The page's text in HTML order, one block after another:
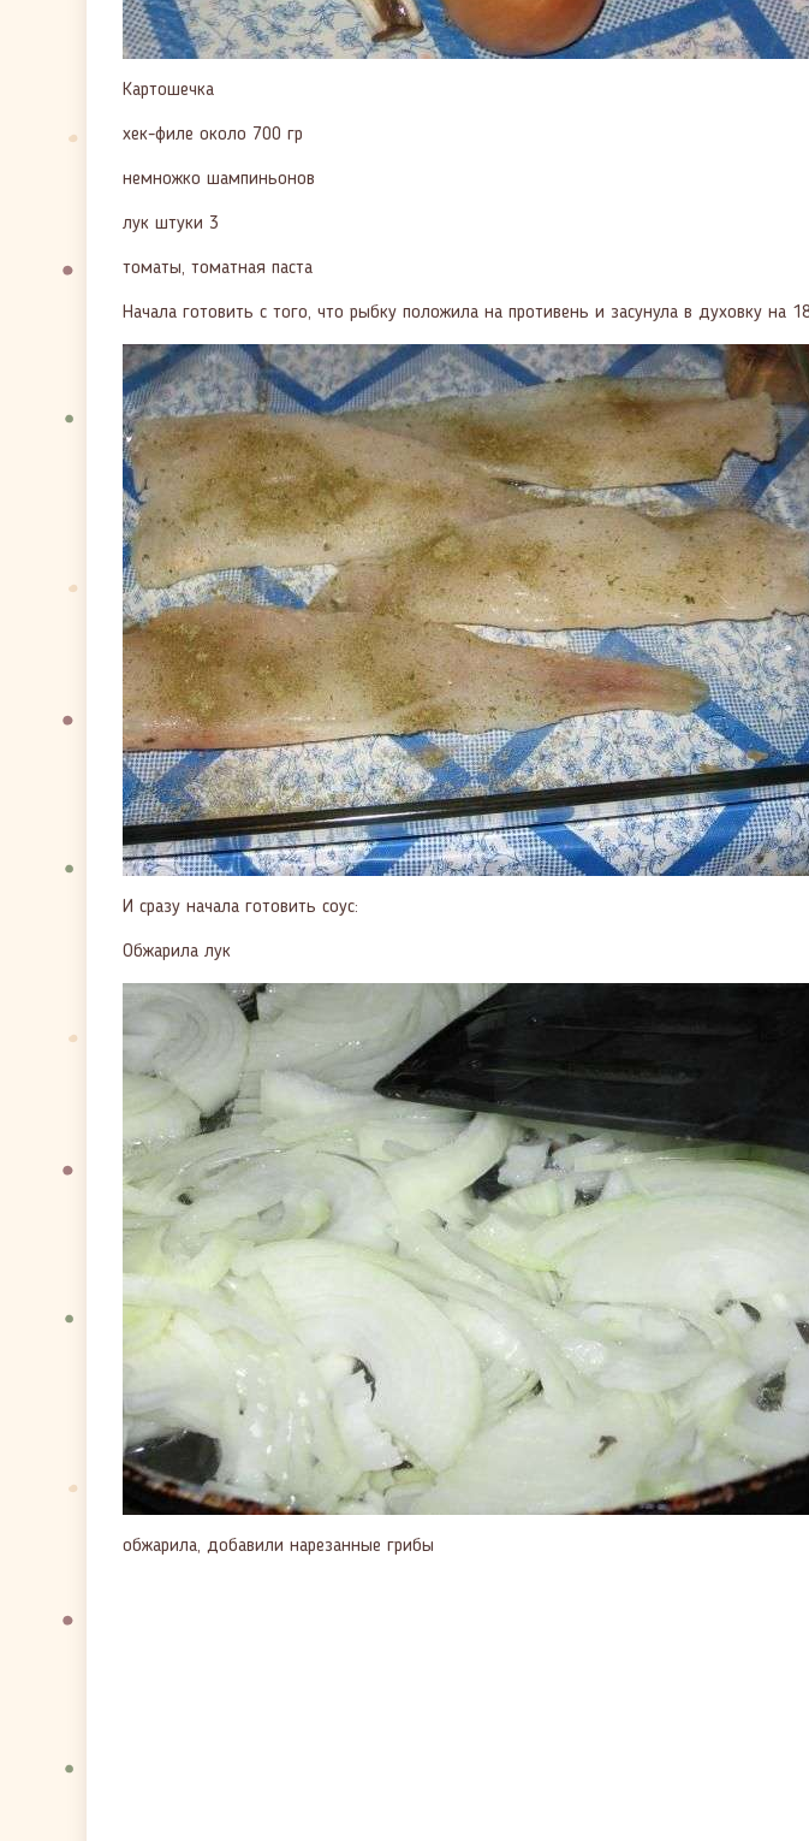
Картошечка
хек-филе около 700 гр
немножко шампиньонов
лук штуки 3
томаты, томатная паста
Начала готовить с того, что рыбку положила на противень и засунула в духовку на
И сразу начала готовить соус:
Обжарила лук
обжарила, добавили нарезанные грибы